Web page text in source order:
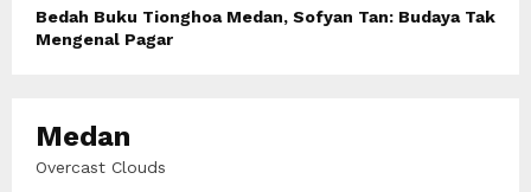
Bedah Buku Tionghoa Medan, Sofyan Tan: Budaya Tak
Mengenal Pagar
Medan
Overcast Clouds